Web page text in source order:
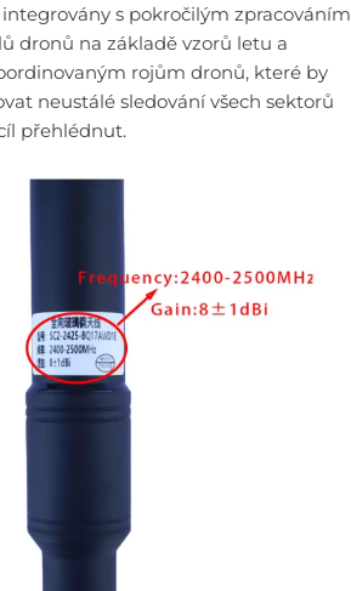
s pokročilým zpracováním
dronů na základě vzorů letu a
rojům dronů, které by
neustálé sledování všech sektorů
přehlédnut.